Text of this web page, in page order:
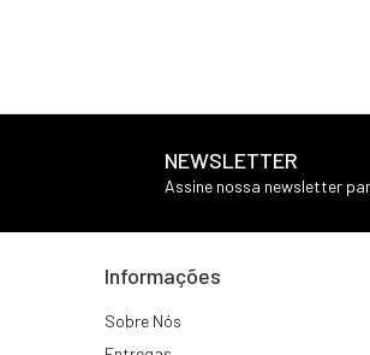
NEWSLETTER
Assine nossa newsletter
Informações
Sobre Nós